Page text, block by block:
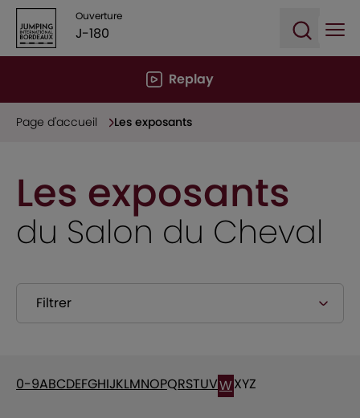
Ouverture
J-180
Replay
Page d'accueil Les exposants
Les exposants
du Salon du Cheval
Filtrer
0-9ABCDEFGHIJKLMNOPQRSTUVWXYZ